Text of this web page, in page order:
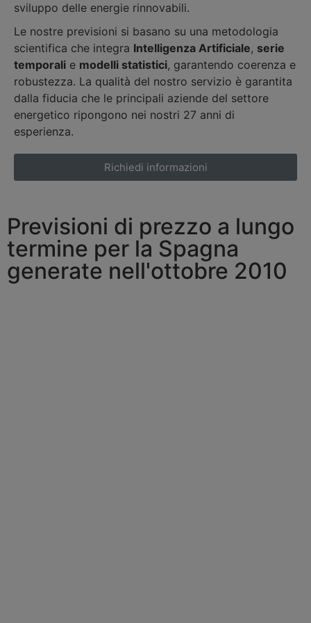
sviluppo delle energie rinnovabili.
Le nostre previsioni si basano su una metodologia
scientifica che integra Intelligenza Artificiale, serie
temporali e modelli statistici, garantendo coerenza e
robustezza. La qualità del nostro servizio è garantita
dalla fiducia che le principali aziende del settore
energetico ripongono nei nostri 27 anni di
esperienza.
Richiedi informazioni
Previsioni di prezzo a lungo
termine per la Spagna
generate nell'ottobre 2010